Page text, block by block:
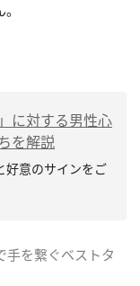
に対する男性心
を解説
好意のサインをご
を繋ぐベストタ